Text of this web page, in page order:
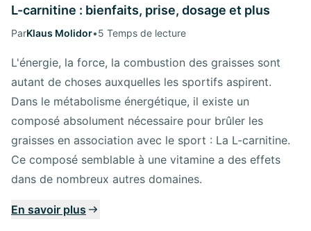
L-carnitine : bienfaits, prise, dosage et plus
ParKlaus Molidor•5 Temps de lecture
L'énergie, la force, la combustion des graisses sont
autant de choses auxquelles les sportifs aspirent.
Dans le métabolisme énergétique, il existe un
composé absolument nécessaire pour brûler les
graisses en association avec le sport : La L-carnitine.
Ce composé semblable à une vitamine a des effets
dans de nombreux autres domaines.
En savoir plus